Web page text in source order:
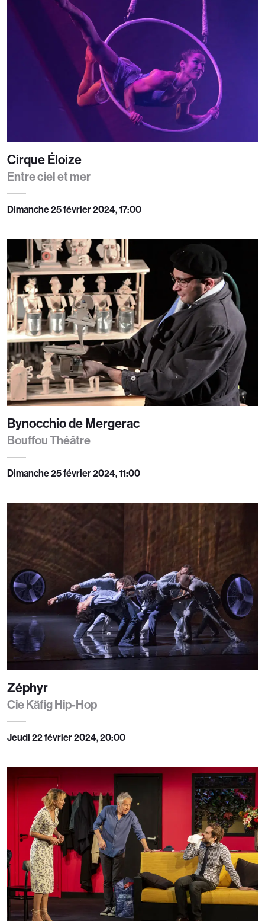
Cirque Éloize
Entre ciel et mer
Dimanche 25 février 2024, 17:00
Bynocchio de Mergerac
Bouffou Théâtre
Dimanche 25 février 2024, 11:00
Zéphyr
Cie Käfig Hip-Hop
Jeudi 22 février 2024, 20:00